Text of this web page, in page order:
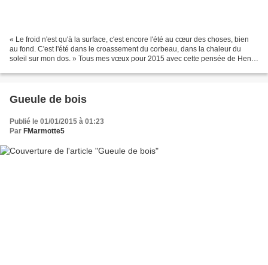
« Le froid n'est qu'à la surface, c'est encore l'été au cœur des choses, bien
au fond. C'est l'été dans le croassement du corbeau, dans la chaleur du
soleil sur mon dos. » Tous mes vœux pour 2015 avec cette pensée de Henry
Gueule de bois
Publié le 01/01/2015 à 01:23
Par FMarmotte5